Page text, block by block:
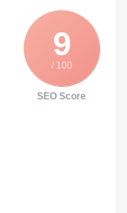
9
/ 100
SEO Score